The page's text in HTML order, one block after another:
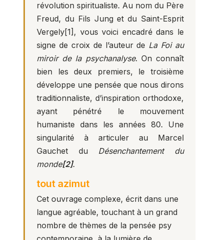
révolution spiritualiste. Au nom du Père
Freud, du Fils Jung et du Saint-Esprit
Vergely[1] , vous voici encadré dans le
signe de croix de l’auteur de La Foi au
miroir de la psychanalyse. On connaît
bien les deux premiers, le troisième
développe une pensée que nous dirons
traditionnaliste, d’inspiration orthodoxe,
ayant pénétré le mouvement
humaniste dans les années 80. Une
singularité à articuler au Marcel
Gauchet du Désenchantement du
monde[2].
tout azimut
Cet ouvrage complexe, écrit dans une
langue agréable, touchant à un grand
nombre de thèmes de la pensée psy